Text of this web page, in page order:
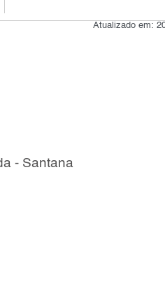
Atualizado em:
- Santana